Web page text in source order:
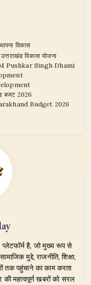
विकास
उत्तराखंड विकास योजना
Pushkar Singh Dhami
बजट 2026
Budget 2026
है, जो मुख्य रूप से
मुद्दे, राजनीति, शिक्षा,
तक पहुंचाने का काम करता
की महत्वपूर्ण खबरों को सरल